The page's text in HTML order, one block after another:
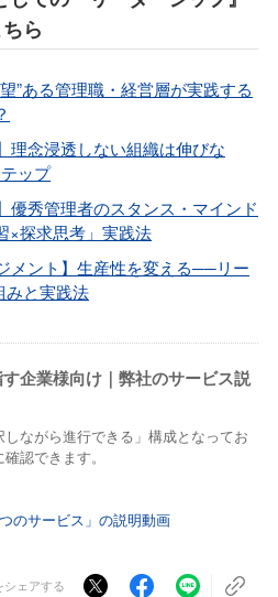
ら
”ある管理職・経営層が実践する
理念浸透しない組織は伸びな
ップ
優秀管理者のスタンス・マインド
×探求思考」実践法
メント】生産性を変える──リー
みと実践法
企業様向け｜弊社のサービス説
ながら進行できる」構成となってお
認できます。
のサービス」の説明動画
シェアする